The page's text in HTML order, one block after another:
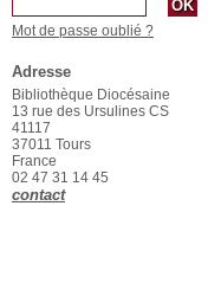
Mot de passe oublié ?
Adresse
Bibliothèque Diocésaine
13 rue des Ursulines CS
41117
37011 Tours
France
02 47 31 14 45
contact